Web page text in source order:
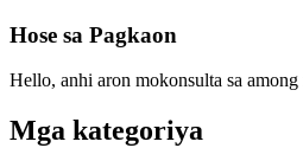
Hose sa Pagkaon
Hello, anhi aron mokonsulta sa
Mga kategoriya